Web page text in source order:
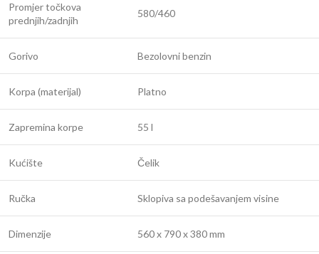
Promjer točkova
prednjih/zadnjih
580/460
Gorivo Bezolovni benzin
Korpa (materijal) Platno
Zapremina korpe 55 l
Kućište Čelik
Ručka Sklopiva sa podešavanjem visine
Dimenzije 560 x 790 x 380 mm